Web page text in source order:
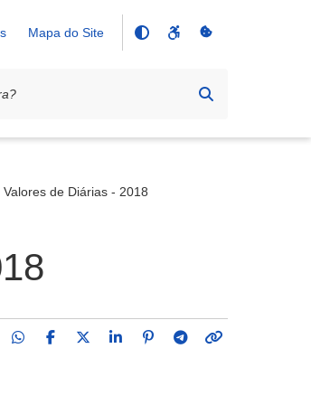
Mapa do Site
de Diárias - 2018